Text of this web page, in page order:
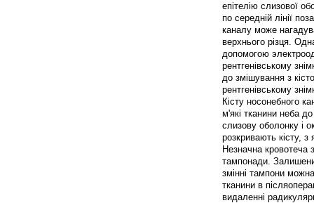
епітелію слизової
по середній лінії
каналу може
верхнього різця.
допомогою
рентгенівському
до змішування з
рентгенівському
Кісту носонебного
м'які тканини неба
слизову оболонку і
розкривають кісту,
Незначна кровотеча
тампонади.
змінні тампони
тканини в
видаленні